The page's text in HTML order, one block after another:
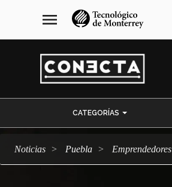
navegación
principal
menu
CATEGORÍAS
Noticias Puebla emprendedores